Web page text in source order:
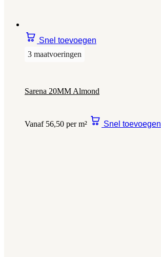
Snel toevoegen
3 maatvoeringen
Sarena 20MM Almond
Vanaf 56,50 per m² Snel toevoegen